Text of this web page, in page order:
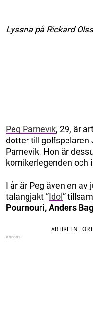
Lyssna på Rickard
Peg Parnevik, 29, är
dotter till golfspelaren
Parnevik. Hon är
komikerlegenden och
I år är Peg även en av
talangjakt ”Idol”
Pournouri, Anders